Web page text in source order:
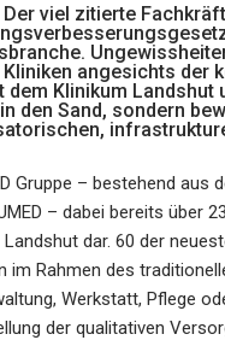
Der viel zitierte
Kliniken angesichts
dem Klinikum
den Sand, sondern
Gruppe – bestehend aus
– dabei bereits über
dar. 60 der
im Rahmen des
Werkstatt, Pflege
der qualitativen